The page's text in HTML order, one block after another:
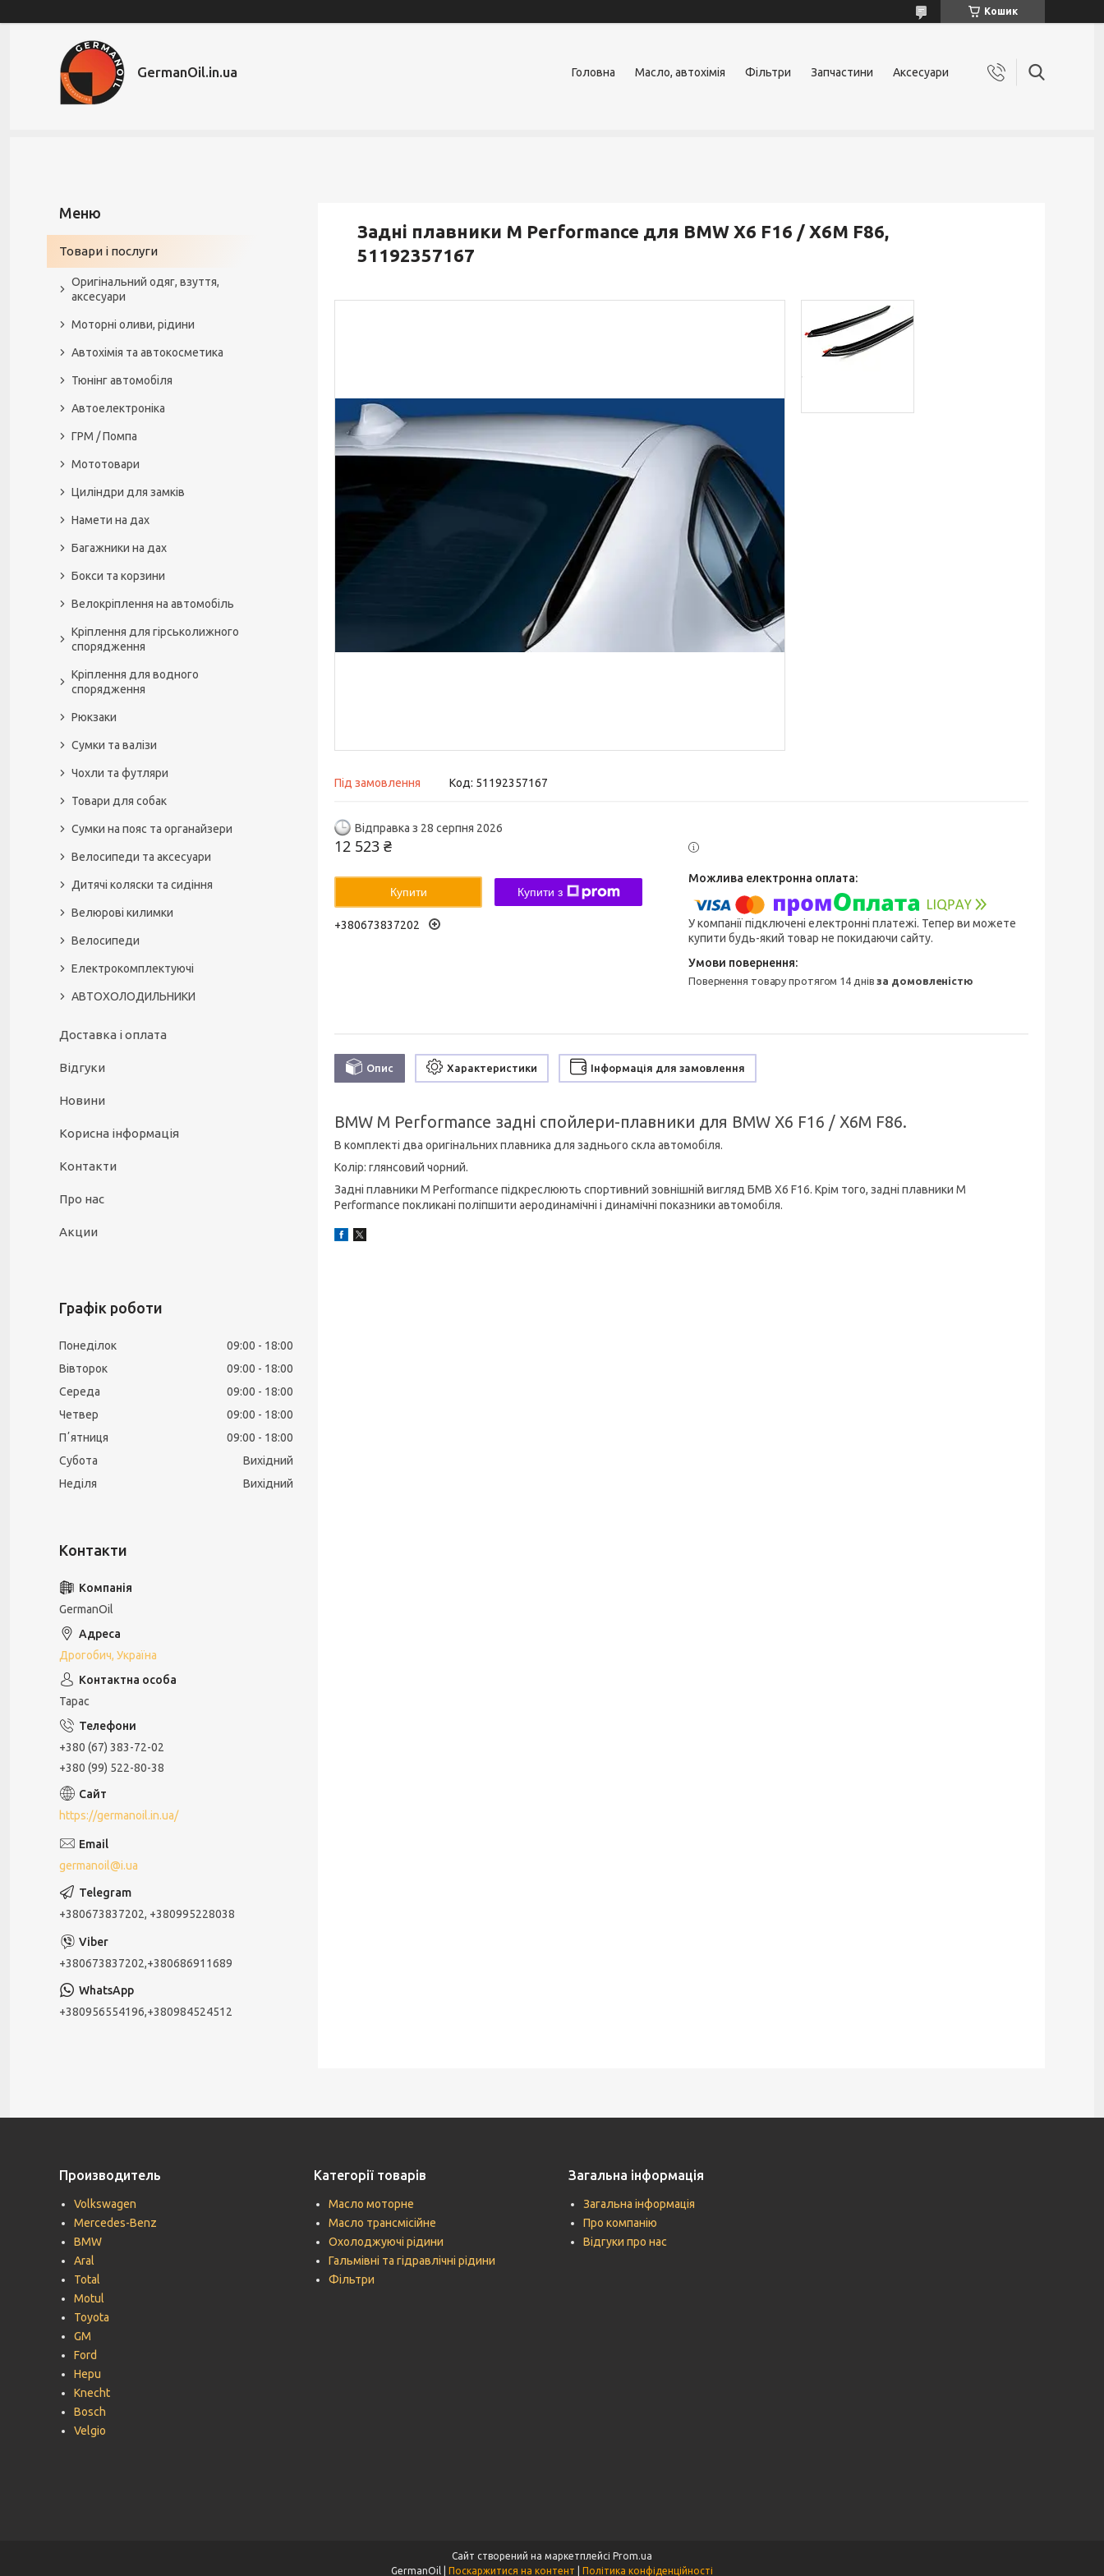
Кошик
GermanOil.in.ua Головна Масло, автохімія Фільтри Запчастини Аксесуари
Задні плавники M Performance для BMW X6 F16 / X6M F86,
51192357167
Під замовлення Код: 51192357167
Відправка з 28 серпня 2026
12 523 ₴
Купити Купити з
+380673837202
У компанії підключені електронні платежі. Тепер ви можете
купити будь-який товар не покидаючи сайту.
повернення товару протягом 14 днівза домовленістю
Опис Характеристики Інформація для замовлення
BMW M Performance задні спойлери-плавники для BMW X6 F16 / X6M F86.
В комплекті два оригінальних плавника для заднього скла автомобіля.
Колір: глянсовий чорний.
Задні плавники M Performance підкреслюють спортивний зовнішній вигляд БМВ Х6 F16. Крім того, задні плавники M
Performance покликані поліпшити аеродинамічні і динамічні показники автомобіля.
Товари і послуги
Оригінальний одяг, взуття,
аксесуари
Моторні оливи, рідини
Автохімія та автокосметика
Тюнінг автомобіля
Автоелектроніка
ГРМ / Помпа
Мототовари
Циліндри для замків
Намети на дах
Багажники на дах
Бокси та корзини
Велокріплення на автомобіль
Кріплення для гірськолижного
спорядження
Кріплення для водного
спорядження
Рюкзаки
Сумки та валізи
Чохли та футляри
Товари для собак
Сумки на пояс та органайзери
Велосипеди та аксесуари
Дитячі коляски та сидіння
Велюрові килимки
Велосипеди
Електрокомплектуючі
АВТОХОЛОДИЛЬНИКИ
Доставка і оплата
Відгуки
Новини
Корисна інформація
Контакти
Про нас
Акции
Графік роботи
Понеділок 09:00
18:00
Вівторок
09:00
18:00
Середа
09:00
18:00
Четвер
09:00
18:00
Пʼятниця
09:00
18:00
Субота
Вихідний
Неділя
Вихідний
GermanOil
Дрогобич, Україна
Тарас
+380 (67) 383-72-02
+380 (99) 522-80-38
https://germanoil.in.ua/
germanoil@i.ua
+380673837202, +380995228038
+380673837202,+380686911689
+380956554196,+380984524512
Производитель
Volkswagen
Mercedes-Benz
BMW
Aral
Total
Motul
Toyota
GM
Ford
Hepu
Knecht
Bosch
Velgio
Категорії товарів
Масло моторне
Масло трансмісійне
Охолоджуючі рідини
Гальмівні та гідравлічні рідини
Фільтри
Загальна інформація
Загальна інформація
Про компанію
Відгуки про нас
Сайт створений на маркетплейсі Prom.ua
Поскаржитися на контент Політика конфіденційності